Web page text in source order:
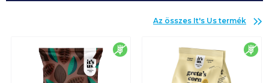
Az összes It's Us termék
gluténmentes